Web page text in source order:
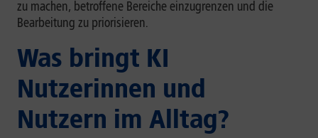
zu machen, betroffene Bereiche einzugrenzen und die
Bearbeitung zu priorisieren.
Was bringt KI
Nutzerinnen und
Nutzern im Alltag?